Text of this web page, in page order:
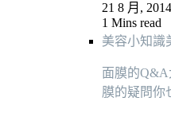
21 8 月, 2014
1 Mins read
美容小知識
面膜的
膜的疑問你